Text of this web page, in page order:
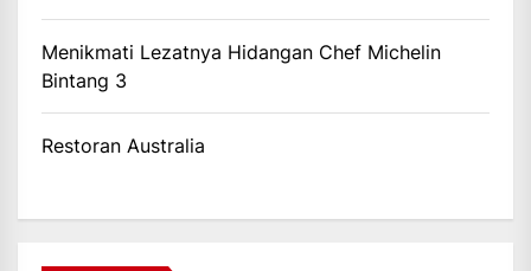
Menikmati Lezatnya Hidangan Chef Michelin
Bintang 3
Restoran Australia